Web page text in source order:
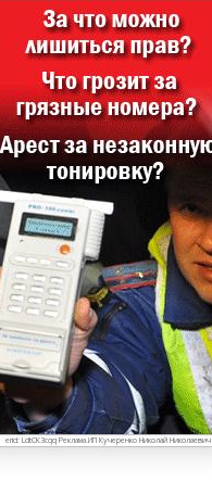
erid: LdtCK3cqq Реклама.ИП Кучеренко Николай Николаевич